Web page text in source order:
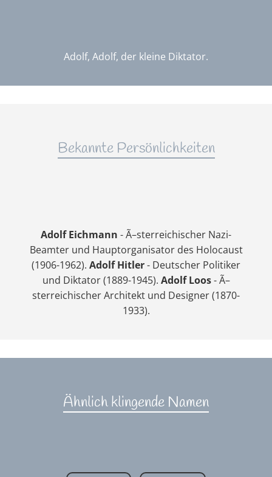
Adolf, Adolf, der kleine Diktator.
Bekannte Persönlichkeiten
Adolf Eichmann - Ã–sterreichischer Nazi-
Beamter und Hauptorganisator des Holocaust
(1906-1962). Adolf Hitler- Deutscher Politiker
und Diktator (1889-1945). Adolf Loos- Ã–
sterreichischer Architekt und Designer (1870-
1933).
Ähnlich klingende Namen